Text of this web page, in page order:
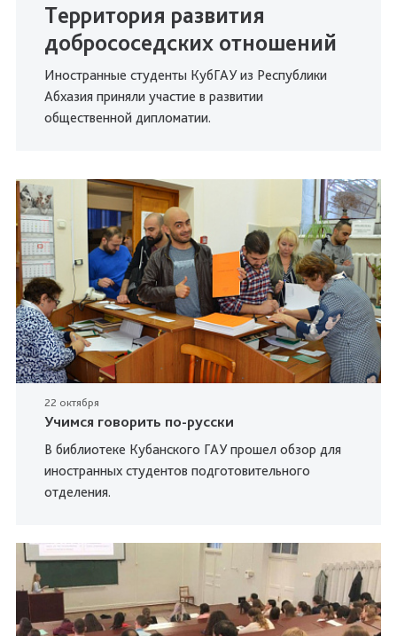
Территория развития
добрососедских отношений
Иностранные студенты КубГАУ из Республики
Абхазия приняли участие в развитии
общественной дипломатии.
22 октября
Учимся говорить по-русски
В библиотеке Кубанского ГАУ прошел обзор для
иностранных студентов подготовительного
отделения.